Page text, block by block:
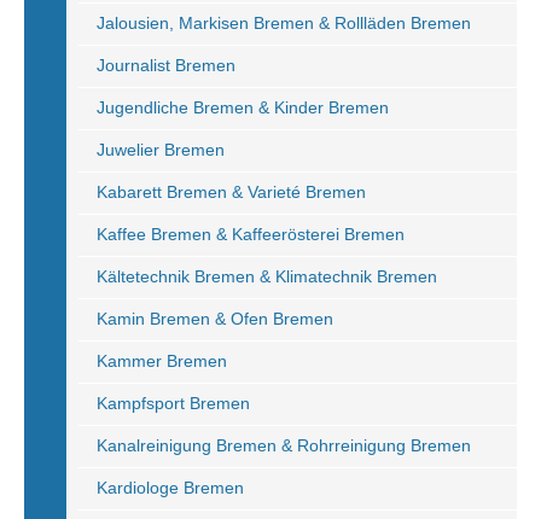
Jalousien, Markisen Bremen & Rollläden Bremen
Journalist Bremen
Jugendliche Bremen & Kinder Bremen
Juwelier Bremen
Kabarett Bremen & Varieté Bremen
Kaffee Bremen & Kaffeerösterei Bremen
Kältetechnik Bremen & Klimatechnik Bremen
Kamin Bremen & Ofen Bremen
Kammer Bremen
Kampfsport Bremen
Kanalreinigung Bremen & Rohrreinigung Bremen
Kardiologe Bremen